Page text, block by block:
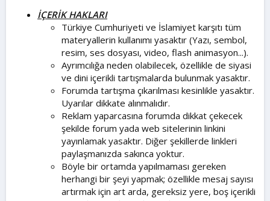
İÇERİK HAKLARI
Türkiye Cumhuriyeti ve İslamiyet karşıtı tüm
materyallerin kullanımı yasaktır (Yazı, sembol,
resim, ses dosyası, video, flash animasyon...).
Ayrımcılığa neden olabilecek, özellikle de siyasi
ve dini içerikli tartışmalarda bulunmak yasaktır.
Forumda tartışma çıkarılması kesinlikle yasaktır.
Uyarılar dikkate alınmalıdır.
Reklam yaparcasına forumda dikkat çekecek
şekilde forum yada web sitelerinin linkini
yayınlamak yasaktır. Diğer şekillerde linkleri
paylaşmanızda sakınca yoktur.
Böyle bir ortamda yapılmaması gereken
herhangi bir şeyi yapmak; özellikle mesaj sayısı
artırmak için art arda, gereksiz yere, boş içerikli